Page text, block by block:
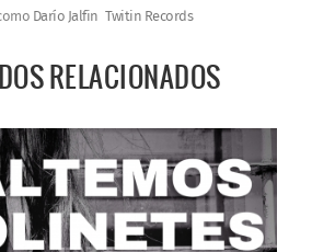
Darío Jalfin Twitin Records
RELACIONADOS